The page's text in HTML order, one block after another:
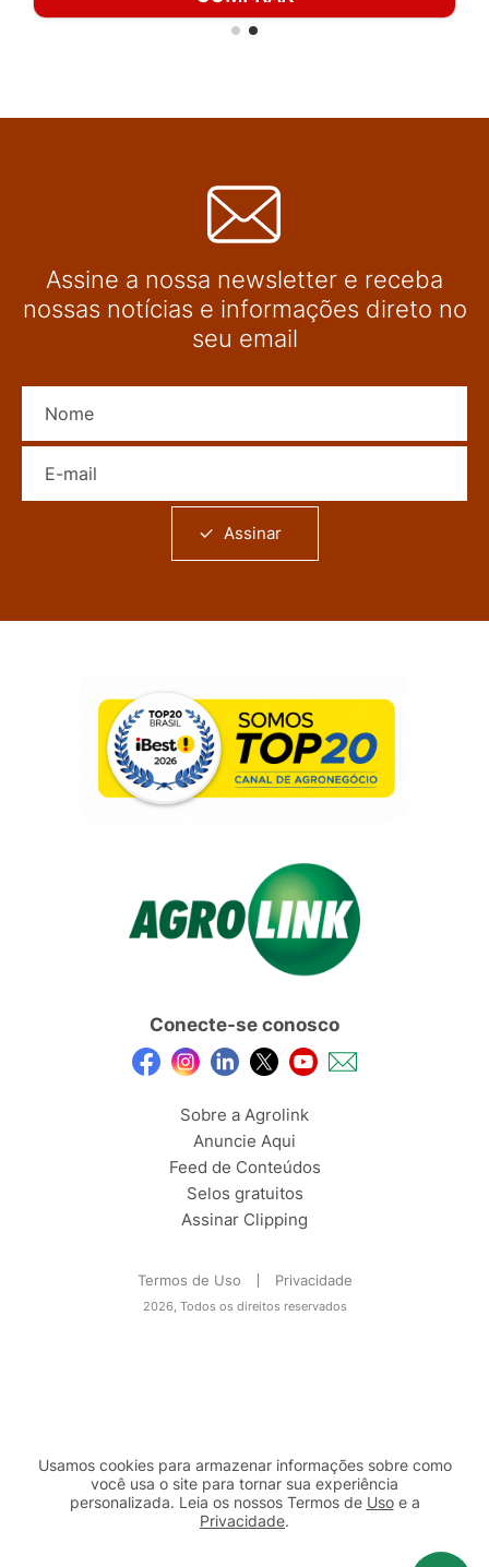
Assine a nossa newsletter e receba
nossas notícias e informações direto no
seu email
Assinar
Conecte-se conosco
Sobre a Agrolink
Anuncie Aqui
Feed de Conteúdos
Selos gratuitos
Assinar Clipping
Termos de Uso Privacidade
2026, Todos os direitos reservados
Usamos cookies para armazenar informações sobre como
você usa o site para tornar sua experiência
personalizada. Leia os nossos Termos de Usoe a
Privacidade.